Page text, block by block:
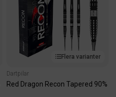
Flera varianter
Dartpilar
Red Dragon Recon Tapered 90%